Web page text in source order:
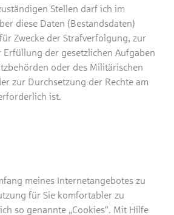
Stellen darf ich im
diese Daten (Bestandsdaten)
Zwecke der Strafverfolgung, zur
Erfüllung der gesetzlichen Aufgaben
oder des Militärischen
zur Durchsetzung der Rechte am
ist.
meines Internetangebotes zu
für Sie komfortabler zu
so genannte „Cookies“. Mit Hilfe